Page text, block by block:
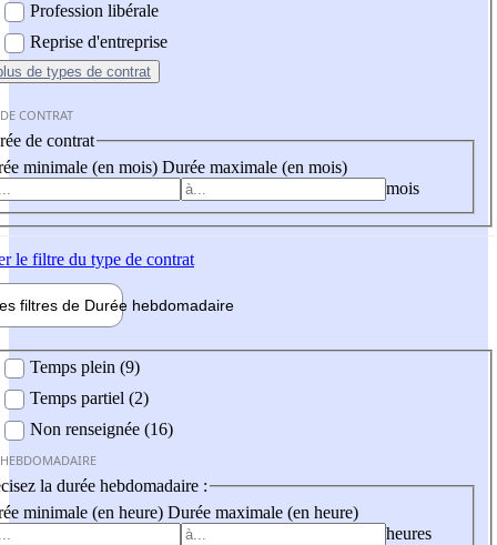
Profession libérale
Reprise d'entreprise
de types de contrat
CONTRAT
de contrat
minimale (en mois) Durée maximale (en mois)
mois
le filtre du type de contrat
filtres de Durée hebdomadaire
Temps plein (9)
Temps partiel (2)
Non renseignée (16)
la durée hebdomadaire :
minimale (en heure) Durée maximale (en heure)
heures